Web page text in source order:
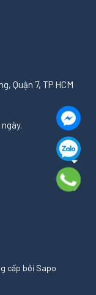
Quận 7, TP HCM
cấp bởi Sapo